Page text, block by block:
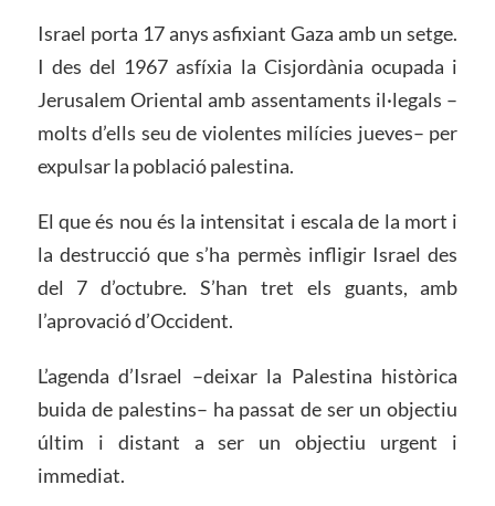
Israel porta 17 anys asfixiant Gaza amb un setge.
I des del 1967 asfíxia la Cisjordània ocupada i
Jerusalem Oriental amb assentaments il·legals –
molts d’ells seu de violentes milícies jueves– per
expulsar la població palestina.
El que és nou és la intensitat i escala de la mort i
la destrucció que s’ha permès infligir Israel des
del 7 d’octubre. S’han tret els guants, amb
l’aprovació d’Occident.
L’agenda d’Israel –deixar la Palestina històrica
buida de palestins– ha passat de ser un objectiu
últim i distant a ser un objectiu urgent i
immediat.